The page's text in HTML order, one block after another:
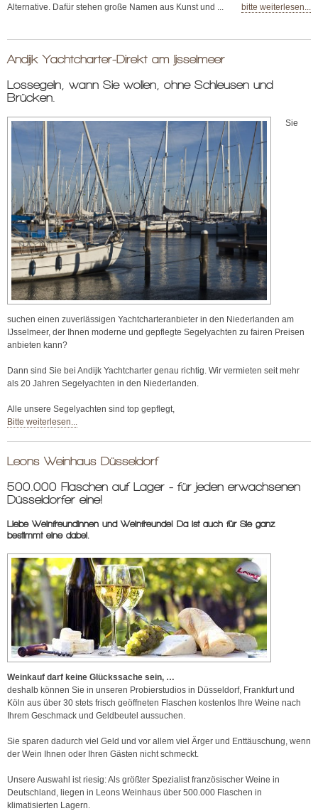
Alternative. Dafür stehen große Namen aus Kunst und ...
bitte weiterlesen...
Andijk Yachtcharter-Direkt am Ijsselmeer
Lossegeln, wann Sie wollen, ohne Schleusen und
Brücken.
Sie
suchen einen zuverlässigen Yachtcharteranbieter in den Niederlanden am
IJsselmeer, der Ihnen moderne und gepflegte Segelyachten zu fairen Preisen
anbieten kann?
Dann sind Sie bei Andijk Yachtcharter genau richtig. Wir vermieten seit mehr
als 20 Jahren Segelyachten in den Niederlanden.
Alle unsere Segelyachten sind top gepflegt,
Bitte weiterlesen...
Leons Weinhaus Düsseldorf
500.000 Flaschen auf Lager - für jeden erwachsenen
Düsseldorfer eine!
Liebe Weinfreundinnen und Weinfreunde! Da ist auch für Sie ganz
bestimmt eine dabei.
Weinkauf darf keine Glückssache sein, …
deshalb können Sie in unseren Probierstudios in Düsseldorf, Frankfurt und
Köln aus über 30 stets frisch geöffneten Flaschen kostenlos Ihre Weine nach
Ihrem Geschmack und Geldbeutel aussuchen.
Sie sparen dadurch viel Geld und vor allem viel Ärger und Enttäuschung, wenn
der Wein Ihnen oder Ihren Gästen nicht schmeckt.
Unsere Auswahl ist riesig: Als größter Spezialist französischer Weine in
Deutschland, liegen in Leons Weinhaus über 500.000 Flaschen in
klimatisierten Lagern.